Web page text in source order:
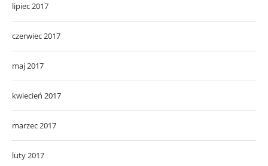
lipiec 2017
czerwiec 2017
maj 2017
kwiecień 2017
marzec 2017
luty 2017